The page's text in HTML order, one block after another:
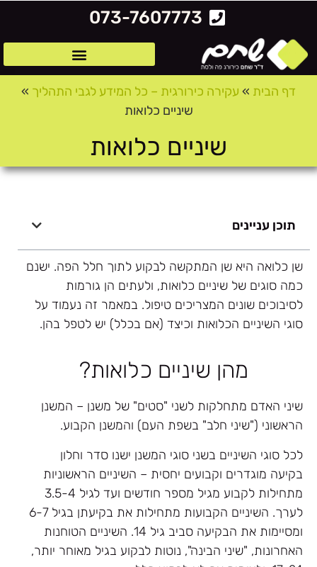
073-7607773
דף הבית » עקירה כירורגית – כל המידע לגבי התהליך »
שיניים כלואות
שיניים כלואות
תוכן עניינים
שן כלואה היא שן המתקשה לבקוע לתוך חלל הפה. ישנם
כמה סוגים של שיניים כלואות, ולעתים הן גורמות
לסיבוכים שונים המצריכים טיפול. במאמר זה נעמוד על
סוגי השיניים הכלואות וכיצד (אם בכלל) יש לטפל בהן.​
מהן שיניים כלואות?
שיני האדם מתחלקות לשני "סטים" של משנן – המשנן
הראשוני ("שיני חלב" בשפת העם) והמשנן הקבוע.
לכל סוגי השיניים בשני סוגי המשנן ישנו סדר וחלון
בקיעה מוגדרים וקבועים יחסית – השיניים הראשוניות
מתחילות לקבוע מגיל מספר חודשים ועד לגיל 3.5-4
לערך. השיניים הקבועות מתחילות את בקיעתן בגיל 6-7
ומסיימות את הבקיעה סביב גיל 14. השיניים הטוחנות
האחרונות, "שיני הבינה", נוטות לבקוע בגיל מאוחר יותר,